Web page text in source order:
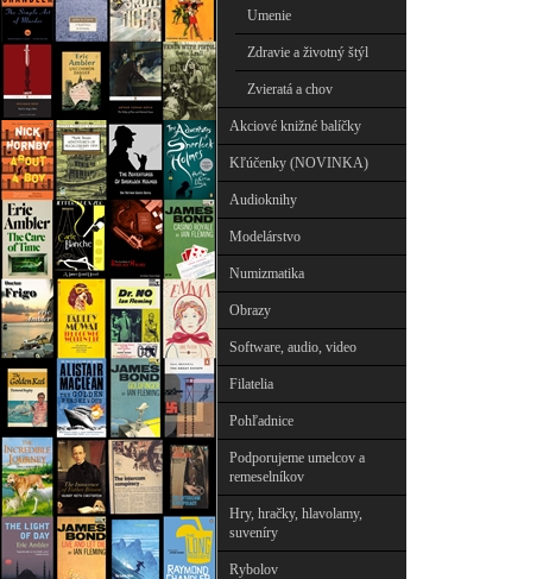
Umenie
Zdravie a životný štýl
Zvieratá a chov
Akciové knižné balíčky
Kľúčenky (NOVINKA)
Audioknihy
Modelárstvo
Numizmatika
Obrazy
Software, audio, video
Filatelia
Pohľadnice
Podporujeme umelcov a
remeselníkov
Hry, hračky, hlavolamy,
suveníry
Rybolov